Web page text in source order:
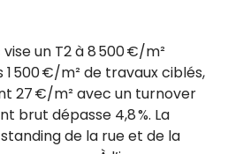
un T2 à 8 500 €/m²
500 €/m² de travaux ciblés,
27 €/m² avec un turnover
brut dépasse 4,8 %. La
de la rue et de la